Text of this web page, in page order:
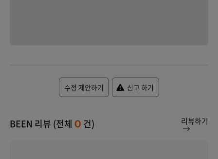
수정 제안하기 신고 하기
BEEN 리뷰 (전체 0 건) 리뷰하기